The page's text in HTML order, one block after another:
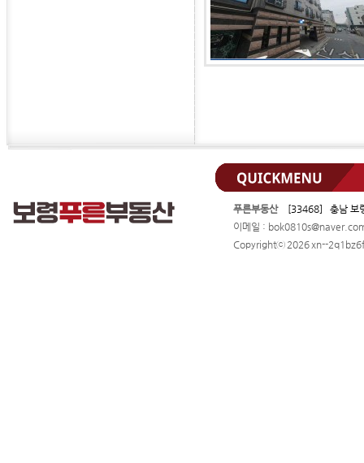
푸른부동산
[33468] 충남 보
이메일 :
Copyrightⓒ 2026 xn--